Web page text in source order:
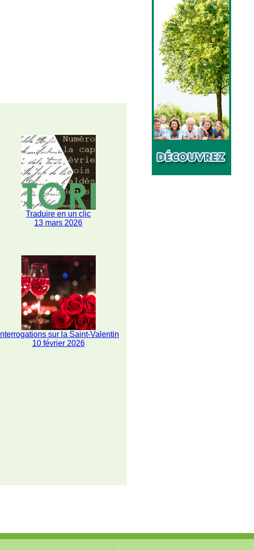
Traduire en un clic
13 mars 2026
Interrogations sur la Saint-Valentin
10 février 2026